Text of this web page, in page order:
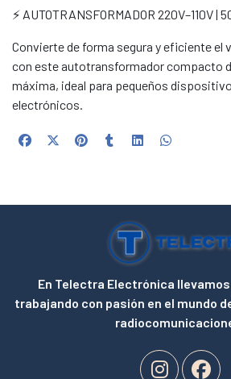
⚡ AUTOTRANSFORMADOR 220V–110V |
Convierte de forma segura y eficiente el
con este autotransformador compacto
máxima, ideal para pequeños
electrónicos.
En Telectra Electrónica
trabajando con pasión en el mundo